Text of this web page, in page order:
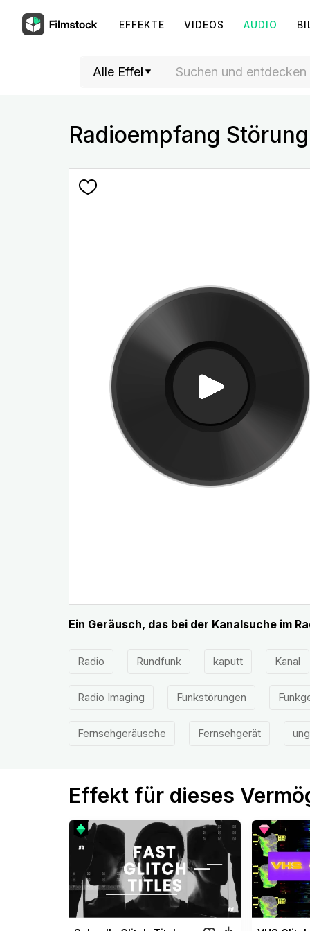
EFFEKTE VIDEOS AUDIO
Radioempfang Störung
Ein Geräusch, das bei der Kanalsuche im
Radio Rundfunk kaputt Kanal
Radio Imaging Funkstörungen
Fernsehgeräusche Fernsehgerät
Effekt für dieses